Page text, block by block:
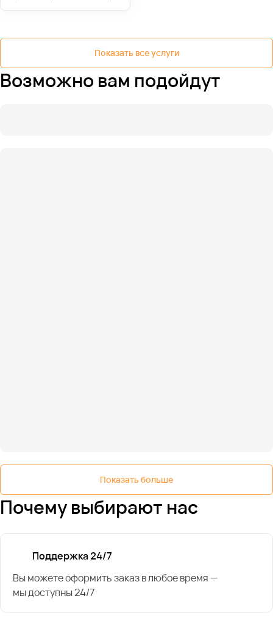
Показать все услуги
Возможно вам подойдут
Показать больше
Почему выбирают нас
Поддержка 24/7
Вы можете оформить заказ в любое время —
мы доступны 24/7